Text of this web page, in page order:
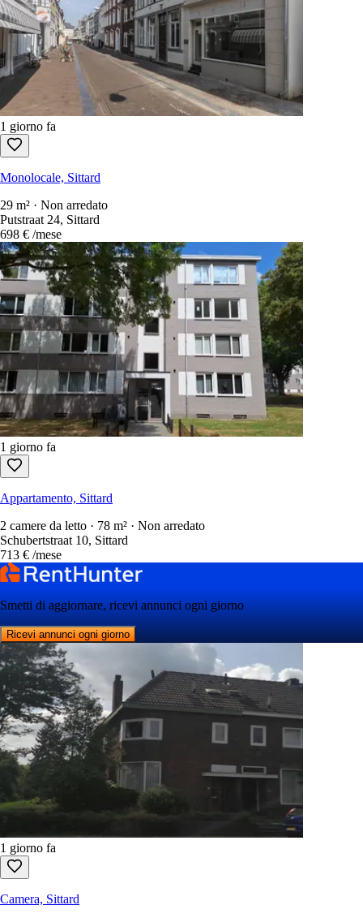
1 giorno fa
Monolocale, Sittard
29 m² · Non arredato
Putstraat 24, Sittard
698 € /mese
1 giorno fa
Appartamento, Sittard
2 camere da letto · 78 m² · Non arredato
Schubertstraat 10, Sittard
713 € /mese
Smetti di aggiornare, ricevi annunci ogni giorno
Ricevi annunci ogni giorno
1 giorno fa
Camera, Sittard